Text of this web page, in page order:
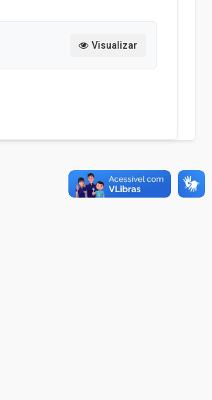
Visualizar